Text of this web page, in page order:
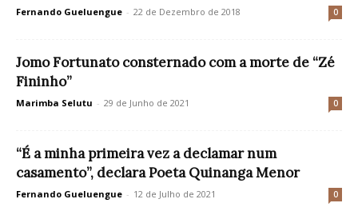
Fernando Gueluengue - 22 de Dezembro de 2018 0
Jomo Fortunato consternado com a morte de “Zé
Fininho”
Marimba Selutu - 29 de Junho de 2021 0
“É a minha primeira vez a declamar num
casamento”, declara Poeta Quinanga Menor
Fernando Gueluengue - 12 de Julho de 2021 0